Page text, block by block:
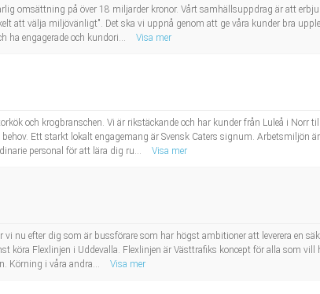
omsättning på över 18 miljarder kronor. Vårt samhällsuppdrag är att
att välja miljövänligt". Det ska vi uppnå genom att ge våra kunder bra
ha engagerade och kundori...
Visa mer
och krogbranschen. Vi är rikstäckande och har kunder från Luleå i Norr
Ett starkt lokalt engagemang är Svensk Caters signum. Arbetsmiljön
personal för att lära dig ru...
Visa mer
nu efter dig som är bussförare som har högst ambitioner att leverera en
köra Flexlinjen i Uddevalla. Flexlinjen är Västtrafiks koncept för alla som vill
Körning i våra andra...
Visa mer